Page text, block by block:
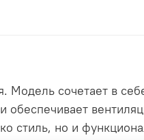
сочетает в
обеспечивает
стиль, но и